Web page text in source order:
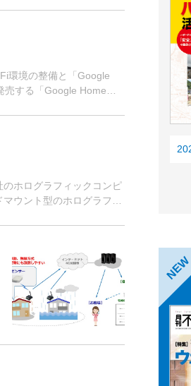
環境の整備と「Google
売する「Google Home
ホログラフィックコンピ
ウント型のホログラフィ
NEW